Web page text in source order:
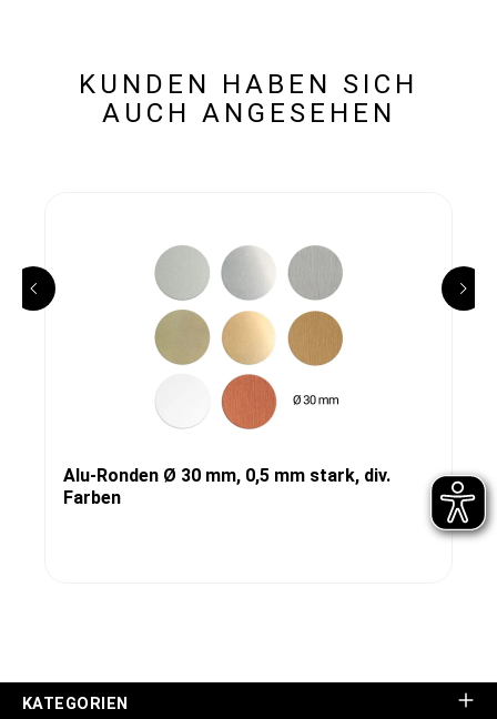
KUNDEN HABEN SICH
AUCH ANGESEHEN
Alu-Ronden Ø 30 mm, 0,5 mm stark, div.
Farben
KATEGORIEN